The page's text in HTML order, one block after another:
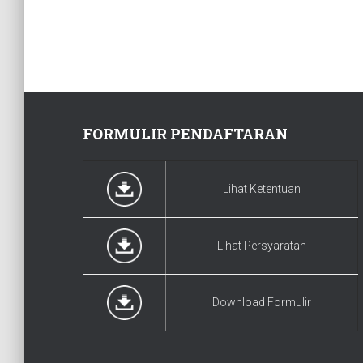
FORMULIR PENDAFTARAN
Lihat Ketentuan
Lihat Persyaratan
Download Formulir